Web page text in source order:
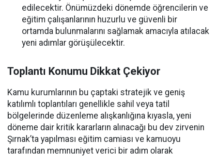
edilecektir. Önümüzdeki dönemde öğrencilerin ve
eğitim çalışanlarının huzurlu ve güvenli bir
ortamda bulunmalarını sağlamak amacıyla atılacak
yeni adımlar görüşülecektir.
Toplantı Konumu Dikkat Çekiyor
Kamu kurumlarının bu çaptaki stratejik ve geniş
katılımlı toplantıları genellikle sahil veya tatil
bölgelerinde düzenleme alışkanlığına kıyasla, yeni
döneme dair kritik kararların alınacağı bu dev zirvenin
Şırnak’ta yapılması eğitim camiası ve kamuoyu
tarafından memnuniyet verici bir adım olarak